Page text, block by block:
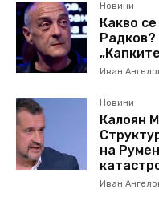
Новини
Какво
Иван
Новини
Калоян
на
Иван